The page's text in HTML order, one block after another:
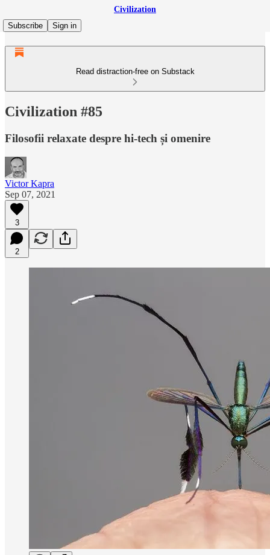
Civilization
Subscribe
Sign in
Read distraction-free on Substack
Civilization #85
Filosofii relaxate despre hi-tech și omenire
Victor Kapra
Sep 07, 2021
3
2